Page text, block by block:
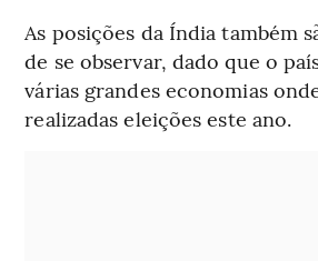
As posições da Índia também
de se observar, dado que o
várias grandes economias
realizadas eleições este ano.